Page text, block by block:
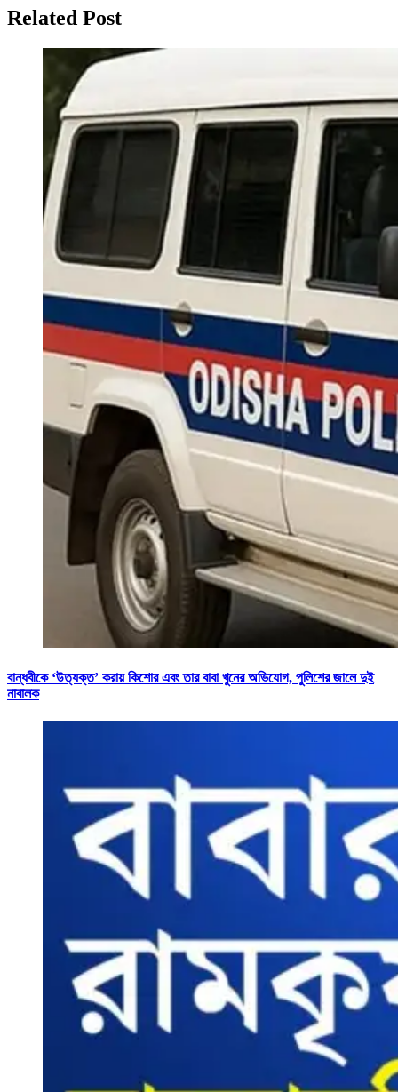
Related Post
বান্ধবীকে ‘উত্যক্ত’ করায় কিশোর এবং তার বাবা খুনের অভিযোগ, পুলিশের জালে দুই
নাবালক